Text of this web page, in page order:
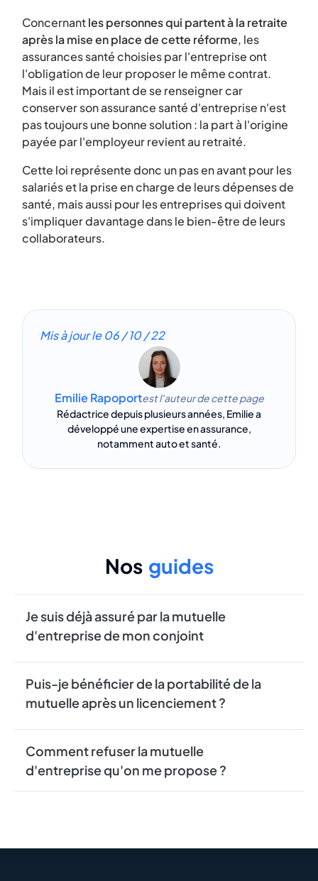
Concernantles personnes qui partent à la retraite
après la mise en place de cette réforme, les
assurances santé choisies par l'entreprise ont
l'obligation de leur proposer le même contrat.
Mais il est important de se renseigner car
conserver son assurance santé d'entreprise n'est
pas toujours une bonne solution : la part à l'origine
payée par l'employeur revient au retraité.
Cette loi représente donc un pas en avant pour les
salariés et la prise en charge de leurs dépenses de
santé, mais aussi pour les entreprises qui doivent
s'impliquer davantage dans le bien-être de leurs
collaborateurs.
Mis à jour le06 / 10 / 22
Emilie Rapoportest l'auteur de cette page
Rédactrice depuis plusieurs années, Emilie a
développé une expertise en assurance,
notamment auto et santé.
Nos guides
Je suis déjà assuré par la mutuelle
d'entreprise de mon conjoint
Puis-je bénéficier de la portabilité de la
mutuelle après un licenciement ?
Comment refuser la mutuelle
d'entreprise qu'on me propose ?